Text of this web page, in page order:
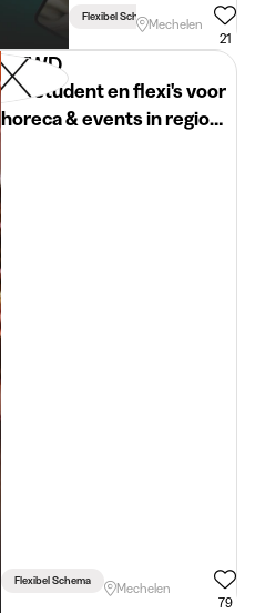
Flexibel SchemaMechelen
21
SKWD
Jobstudent en flexi's voor
horeca & events in regio
Flexibel Schema
Mechelen
79